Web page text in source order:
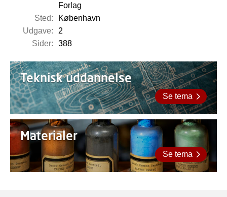
Forlag
Sted:
København
Udgave:
2
Sider:
388
Teknisk uddannelse
Se tema
Materialer
Se tema